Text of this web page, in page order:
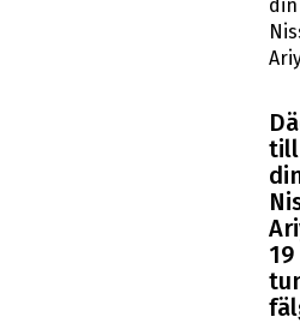
din
till
19